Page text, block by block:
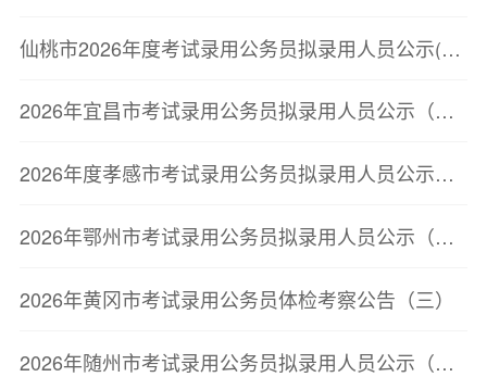
仙桃市2026年度考试录用公务员拟录用人员公示(第二批)
2026年宜昌市考试录用公务员拟录用人员公示（第二批）
2026年度孝感市考试录用公务员拟录用人员公示（第二批）
2026年鄂州市考试录用公务员拟录用人员公示（第三批）
2026年黄冈市考试录用公务员体检考察公告（三）
2026年随州市考试录用公务员拟录用人员公示（第三批）